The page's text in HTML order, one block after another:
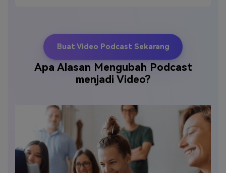
Buat Video Podcast Sekarang
Apa Alasan Mengubah Podcast
menjadi Video?